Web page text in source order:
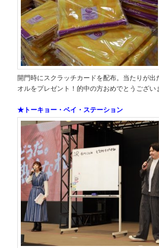
開門時にスクラッチカードを配布。当たりが出
オルをプレゼント！的中の方おめでとうござい
★トーキョー・ベイ・ステーション